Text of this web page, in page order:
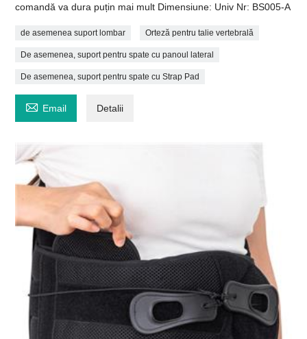
comandă va dura puțin mai mult Dimensiune: Univ Nr: BS005-A
de asemenea suport lombar Orteză pentru talie vertebrală
De asemenea, suport pentru spate cu panoul lateral
De asemenea, suport pentru spate cu Strap Pad
 Email Detalii